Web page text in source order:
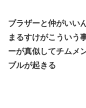
ブラザーと仲がいい
まるすけがこういう
ーが真似してチムメ
ブルが起きる